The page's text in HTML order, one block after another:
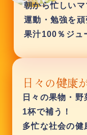
朝から忙しいマ
運動・勉強を頑
果汁100％ジュ
日々の果物・野
1杯で補う！
多忙な社会の健